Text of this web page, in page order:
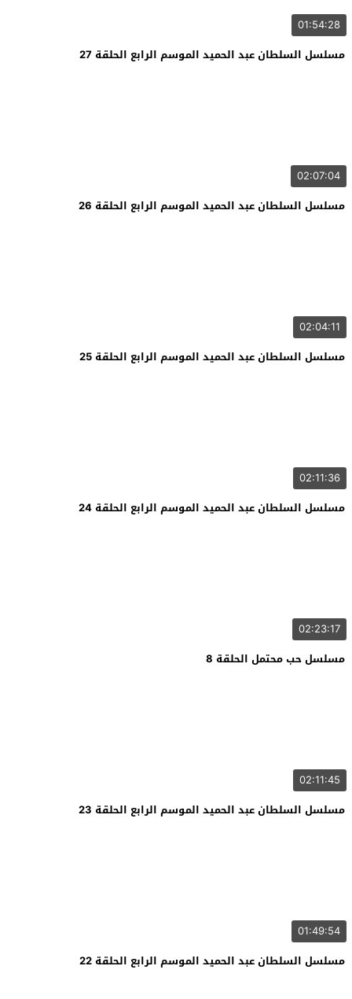
01:54:28
مسلسل السلطان عبد الحميد الموسم الرابع الحلقة 27
02:07:04
مسلسل السلطان عبد الحميد الموسم الرابع الحلقة 26
02:04:11
مسلسل السلطان عبد الحميد الموسم الرابع الحلقة 25
02:11:36
مسلسل السلطان عبد الحميد الموسم الرابع الحلقة 24
02:23:17
مسلسل حب محتمل الحلقة 8
02:11:45
مسلسل السلطان عبد الحميد الموسم الرابع الحلقة 23
01:49:54
مسلسل السلطان عبد الحميد الموسم الرابع الحلقة 22